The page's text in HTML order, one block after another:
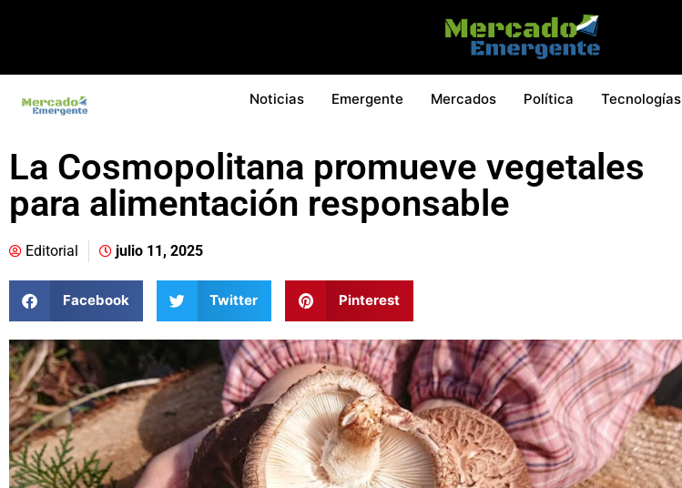
Noticias Emergente Mercados Política Tecnologías
La Cosmopolitana promueve vegetales
para alimentación responsable
Editorial julio 11, 2025
Facebook Twitter Pinterest